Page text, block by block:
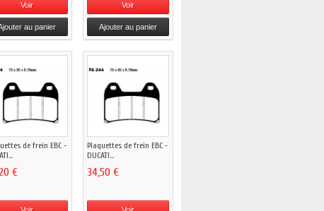
Voir
au panier
Voir
Ajouter au panier
de frein EBC -
€
Plaquettes de frein EBC -
DUCATI...
34,50 €